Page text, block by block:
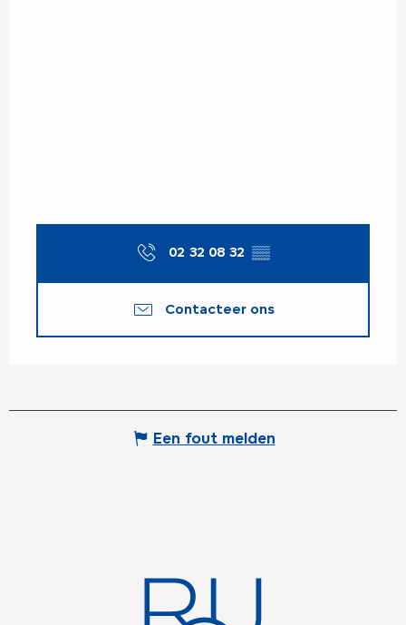
02 32 08 32 ▒▒
Contacteer ons
Een fout melden